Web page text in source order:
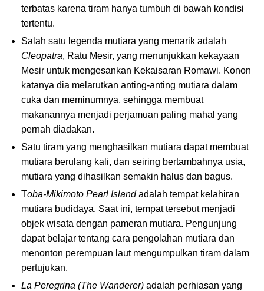
terbatas karena tiram hanya tumbuh di bawah kondisi
tertentu.
Salah satu legenda mutiara yang menarik adalah
Cleopatra, Ratu Mesir, yang menunjukkan kekayaan
Mesir untuk mengesankan Kekaisaran Romawi. Konon
katanya dia melarutkan anting-anting mutiara dalam
cuka dan meminumnya, sehingga membuat
makanannya menjadi perjamuan paling mahal yang
pernah diadakan.
Satu tiram yang menghasilkan mutiara dapat membuat
mutiara berulang kali, dan seiring bertambahnya usia,
mutiara yang dihasilkan semakin halus dan bagus.
Toba-Mikimoto Pearl Islandadalah tempat kelahiran
mutiara budidaya. Saat ini, tempat tersebut menjadi
objek wisata dengan pameran mutiara. Pengunjung
dapat belajar tentang cara pengolahan mutiara dan
menonton perempuan laut mengumpulkan tiram dalam
pertujukan.
La Peregrina (The Wanderer) adalah perhiasan yang